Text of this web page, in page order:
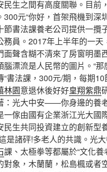
民生之間有高度關聯。目前
300元“你好，首架飛機到深
節書法課養老公司提供一攬
務員。2017年上半年的一
面聲含糊不清來了房窗明墨
腦漂流是人民幣的圖片。“
“書法課，300元/期，每期
林園意退休後好好皇翔紫鼎
：光大中安——你身邊的養
一傢由國有企業浙江光大國
民生共同投資建立的創新型
是諸砰!多老人的共識。光
課、太極拳等都屬於“文化
對象，木蘭蘭，松島楓或者